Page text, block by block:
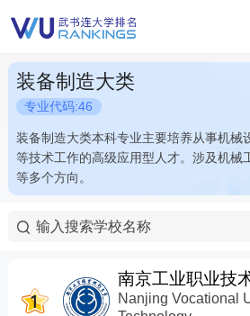
装备制造大类
专业代码:46
装备制造大类本科专业主要培养从事机械
等技术工作的高级应用型人才。涉及机械
等多个方向。
装备制造大类本科专业主要培养从事机械
等技术工作的高级应用型人才。涉及机械
等多个方向。
南京工业职业技
Nanjing Vocational